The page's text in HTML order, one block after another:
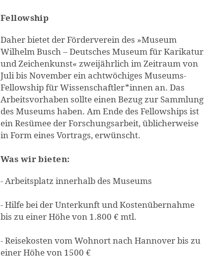
Fellowship
Daher bietet der Förderverein des »Museum
Wilhelm Busch – Deutsches Museum für Karikatur
und Zeichenkunst« zweijährlich im Zeitraum von
Juli bis November ein achtwöchiges Museums-
Fellowship für Wissenschaftler*innen an. Das
Arbeitsvorhaben sollte einen Bezug zur Sammlung
des Museums haben. Am Ende des Fellowships ist
ein Resümee der Forschungsarbeit, üblicherweise
in Form eines Vortrags, erwünscht.
Was wir bieten:
- Arbeitsplatz innerhalb des Museums
- Hilfe bei der Unterkunft und Kostenübernahme
bis zu einer Höhe von 1.800 € mtl.
- Reisekosten vom Wohnort nach Hannover bis zu
einer Höhe von 1500 €